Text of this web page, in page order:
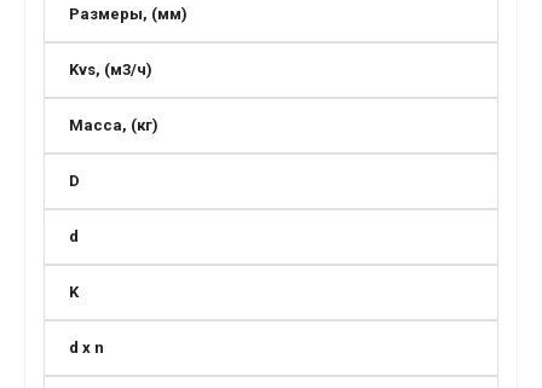
Размеры, (мм)
Kvs, (м3/ч)
Масса, (кг)
D
d
K
d x n